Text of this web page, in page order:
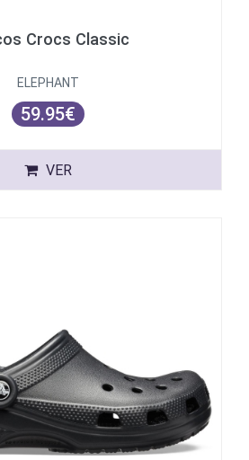
Crocs Classic
ELEPHANT
59.95€
VER